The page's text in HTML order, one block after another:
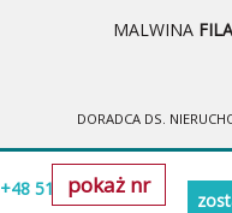
MALWINA
DORADCA DS.
pokaż nr
+48 518-706-518